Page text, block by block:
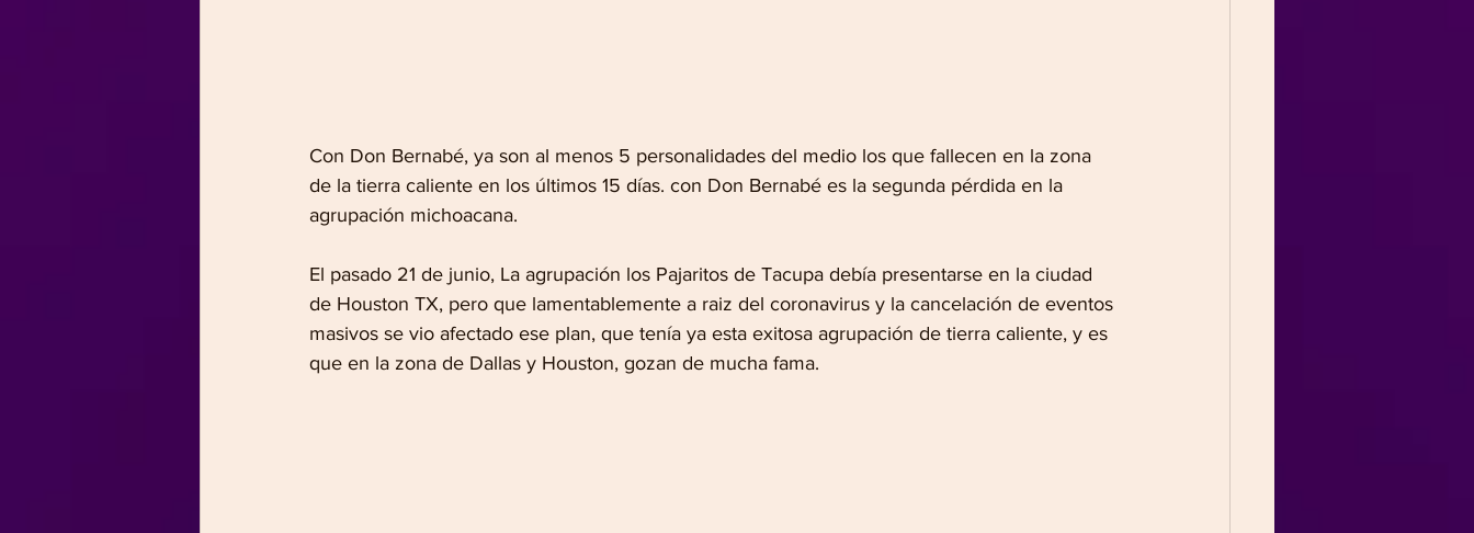
Con Don Bernabé, ya son al menos 5 personalidades del medio los que fallecen en la zona
de la tierra caliente en los últimos 15 días. con Don Bernabé es la segunda pérdida en la
agrupación michoacana.
El pasado 21 de junio, La agrupación los Pajaritos de Tacupa debía presentarse en la ciudad
de Houston TX, pero que lamentablemente a raiz del coronavirus y la cancelación de eventos
masivos se vio afectado ese plan, que tenía ya esta exitosa agrupación de tierra caliente, y es
que en la zona de Dallas y Houston, gozan de mucha fama.